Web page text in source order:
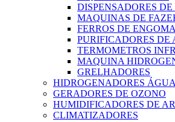
DISPENSADORES DE
MAQUINAS DE
FERROS DE
PURIFICADORES DE
TERMOMETROS
MAQUINA
GRELHADORES
HIDROGENADORES ÁGUA
GERADORES DE OZONO
HUMIDIFICADORES DE AR
CLIMATIZADORES